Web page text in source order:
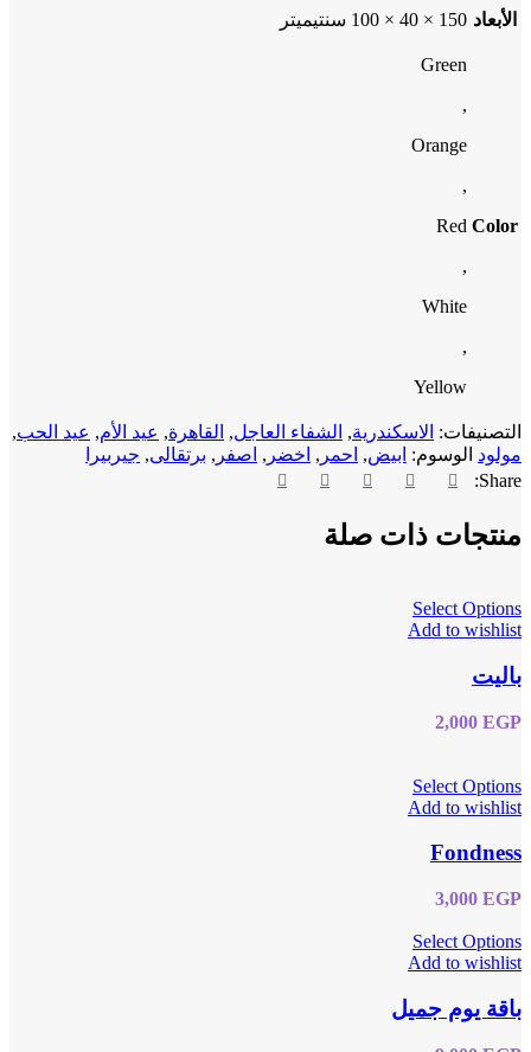
الأبعاد 150 × 40 × 100 سنتيميتر
Color
Green
,
Orange
,
Red
,
White
,
Yellow
التصنيفات: الاسكندرية, الشفاء العاجل, القاهرة, عيد الأم, عيد الحب,
مولود الوسوم: ابيض, احمر , اخضر , اصفر , برتقالى, جيربيرا
Share:
منتجات ذات صلة
Select Options
Add to wishlist
باليت
2,000 EGP
Select Options
Add to wishlist
Fondness
3,000 EGP
Select Options
Add to wishlist
باقة يوم جميل